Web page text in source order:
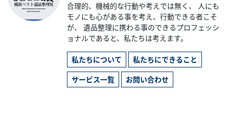
合理的、機械的な行動や考えでは無く、 人にも
モノにも心がある事を考え、行動できる者こそ
が、 遺品整理に携わる事のできるプロフェッシ
ョナルであると、私たちは考えます。
私たちについて 私たちにできること
サービス一覧 お問い合わせ